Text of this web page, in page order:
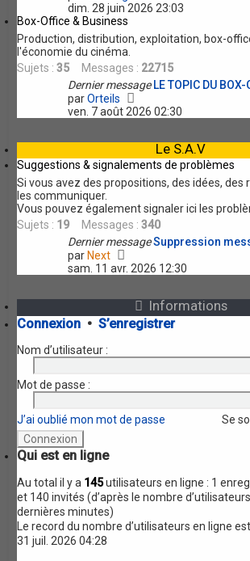
n
e
r
e
s
a
o
r
l
d
e
n
r
m
s
a
e
dim. 28 juin 2026 23:03
Box-Office & Business
Production, distribution, exploitation, box-
l'économie du cinéma.
Sujets :35 Messages : 22715
Dernier message LE TOPIC DU
parOrteils
o
e
e
n
i
e
r
m
e
s
a
g
ven. 7 août 2026 02:30
Le S.A.V
Suggestions & signalements de problèmes
Si vous avez des propositions, des idées,
les communiquer.
Vous pouvez également signaler ici les
Sujets : 19 Messages :340
Dernier messageSuppression
par Next
o
e
d
r
e
m
g
e
sam. 11 avr. 2026 12:30
Informations
Connexion •S’enregistrer
Nom d’utilisateur :
Mot de passe :
J’ai oublié mon mot de passe Se
Qui est en ligne
Au total il y a 145utilisateurs en ligne : 1
et 140 invités (d’après le nombre
dernières minutes)
Le record du nombre d’utilisateurs en ligne
31 juil. 2026 04:28